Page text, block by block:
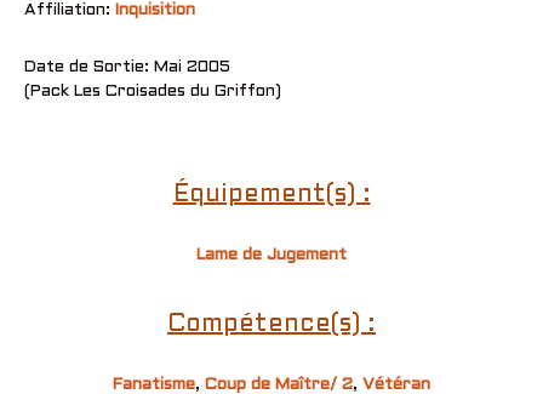
Affiliation: Inquisition
Date de Sortie: Mai 2005
(Pack Les Croisades du Griffon)
Équipement(s) :
Lame de Jugement
Compétence(s) :
Fanatisme, Coup de Maître/ 2, Vétéran